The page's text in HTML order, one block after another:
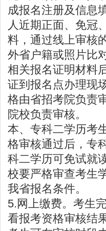
成报名注册及信息
人近期正面、免冠
料，通过线上审核
外省户籍或照片比
相关报名证明材料
证到报名点办理现
格由省招考院负责
院校负责审核。
本、专科二学历考
格审核通过后，专
科二学历可免试就
校要严格审查考生
我省报名条件。
5.网上缴费。考生
看报考资格审核结